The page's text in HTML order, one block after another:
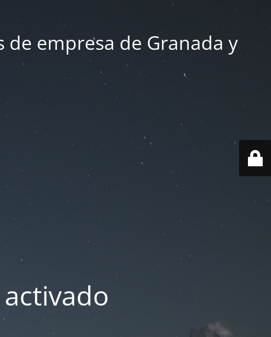
empresa de Granada y